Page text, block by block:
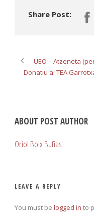
Share Post:
UEO – Atzeneta
Donatiu al TEA
ABOUT POST AUTHOR
Oriol Boix Bufias
LEAVE A REPLY
You must be logged in to